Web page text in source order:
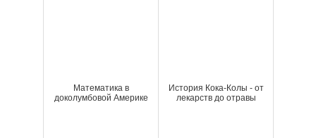
Математика в
доколумбовой Америке
История Кока-Колы - от
лекарств до отравы